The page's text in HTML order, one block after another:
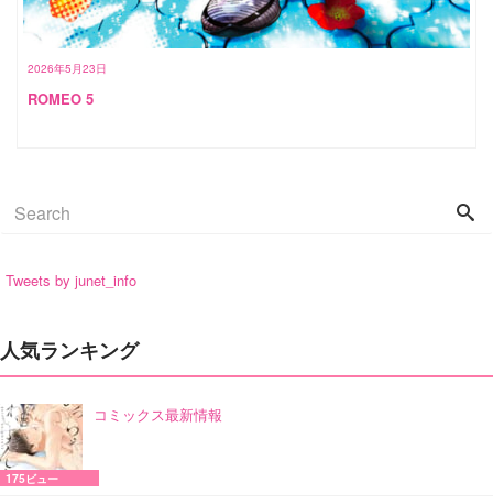
2026年5月23日
ROMEO 5
Tweets by junet_info
人気ランキング
コミックス最新情報
175ビュー